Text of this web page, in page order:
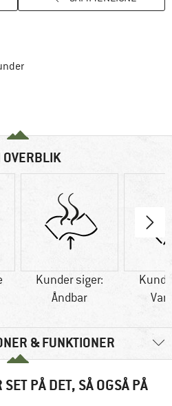
certificeret - oplysningerne får du
OVERBLIK
Kunder siger:
Åndbar
& FUNKTIONER
PÅ DET, SÅ OGSÅ PÅ